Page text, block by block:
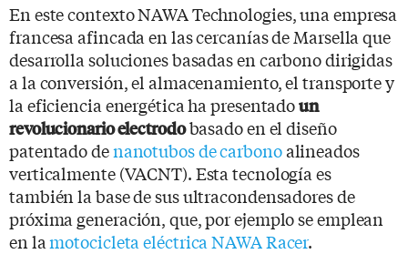
En este contexto NAWA Technologies, una empresa
francesa afincada en las cercanías de Marsella que
desarrolla soluciones basadas en carbono dirigidas
a la conversión, el almacenamiento, el transporte y
la eficiencia energética ha presentadoun
revolucionario electrodobasado en el diseño
patentado denanotubos de carbonoalineados
verticalmente (VACNT). Esta tecnología es
también la base de sus ultracondensadores de
próxima generación, que, por ejemplo se emplean
en lamotocicleta eléctrica NAWA Racer.